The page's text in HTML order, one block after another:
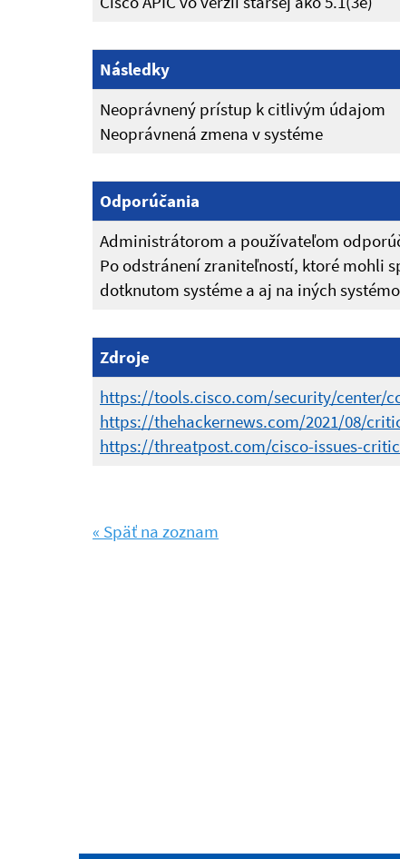
Následky
Neoprávnený prístup k citlivým údajom
Neoprávnená zmena v systéme
Odporúčania
Administrátorom a používateľom
Po odstránení zraniteľností, ktoré mohli
dotknutom systéme a aj na iných
Zdroje
https://tools.cisco.com/security/center/
https://thehackernews.com/2021/08/
https://threatpost.com/cisco-issues-
« Späť na zoznam